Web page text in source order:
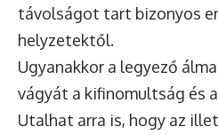
távolságot tart bizonyos
helyzetektől.
Ugyanakkor a legyező
vágyát a kifinomultság és
Utalhat arra is, hogy az